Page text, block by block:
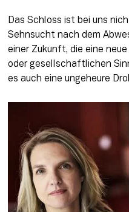
Das Schloss ist bei uns
Sehnsucht nach dem
einer Zukunft, die eine
oder gesellschaftlichen
es auch eine ungeheure